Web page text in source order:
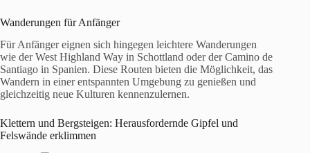
Wanderungen für Anfänger
Für Anfänger eignen sich hingegen leichtere Wanderungen
wie der West Highland Way in Schottland oder der Camino de
Santiago in Spanien. Diese Routen bieten die Möglichkeit, das
Wandern in einer entspannten Umgebung zu genießen und
gleichzeitig neue Kulturen kennenzulernen.
Klettern und Bergsteigen: Herausfordernde Gipfel und
Felswände erklimmen